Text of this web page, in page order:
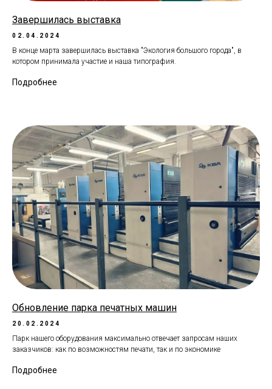
Завершилась выставка
02.04.2024
В конце марта завершилась выставка "Экология большого города", в
котором принимала участие и наша типография.
Подробнее
Обновление парка печатных машин
20.02.2024
Парк нашего оборудования максимально отвечает запросам наших
заказчиков: как по возможностям печати, так и по экономике
Подробнее